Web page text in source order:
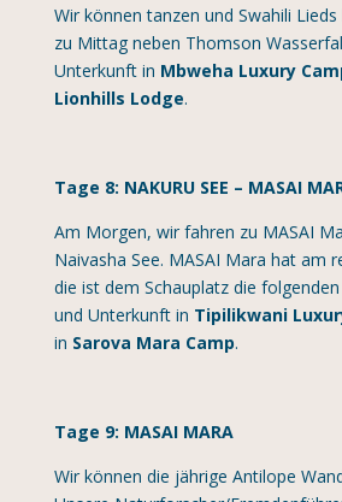
Wir können tanzen und Swahili Lieds
zu Mittag neben Thomson
Unterkunft in Mbweha Luxury
Lionhills Lodge.
Tage 8: NAKURU SEE – MASAI
Am Morgen, wir fahren zu MASAI
Naivasha See. MASAI Mara hat am
die ist dem Schauplatz die
und Unterkunft in Tipilikwani
in Sarova Mara Camp.
Tage 9: MASAI MARA
Wir können die jährige Antilope